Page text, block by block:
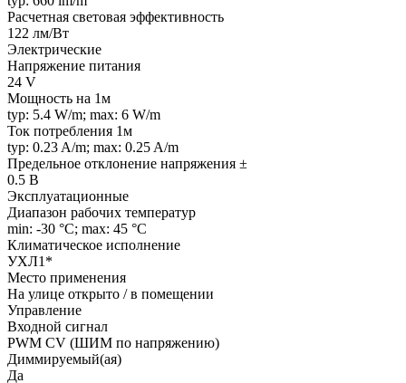
Расчетная световая эффективность
122 лм/Вт
Электрические
Напряжение питания
24 V
Мощность на 1м
typ: 5.4 W/m; max: 6 W/m
Ток потребления 1м
typ: 0.23 A/m; max: 0.25 A/m
Предельное отклонение напряжения ±
0.5 В
Эксплуатационные
Диапазон рабочих температур
min: -30 °C; max: 45 °C
Климатическое исполнение
УХЛ1*
Место применения
На улице открыто / в помещении
Управление
Входной сигнал
PWM СV (ШИМ по напряжению)
Диммируемый(ая)
Да